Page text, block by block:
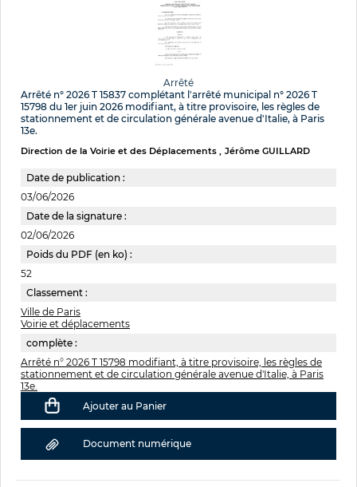
Arrêté
Arrêté n° 2026 T 15837 complétant l'arrêté municipal n° 2026 T
15798 du 1er juin 2026 modifiant, à titre provisoire, les règles de
stationnement et de circulation générale avenue d'Italie, à Paris
13e.
Direction de la Voirie et des Déplacements Jérôme GUILLARD
Date de publication :
03/06/2026
Date de la signature :
02/06/2026
Poids du PDF (en ko) :
52
Classement :
Ville de Paris
Voirie et déplacements
complète :
Arrêté n° 2026 T 15798 modifiant, à titre provisoire, les règles de
stationnement et de circulation générale avenue d'Italie, à Paris
13e.
Ajouter au Panier
Document numérique